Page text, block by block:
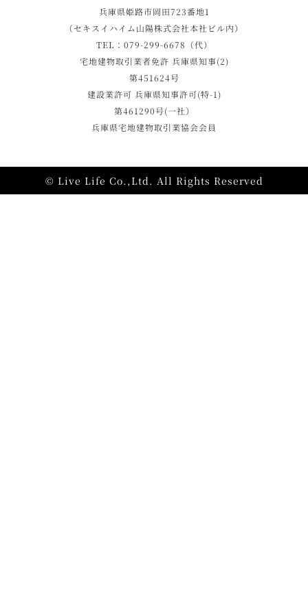
兵庫県姫路市岡田723番地1
（セキスイハイム山陽株式会社本社ビル内）
TEL：079-299-6678（代）
宅地建物取引業者免許 兵庫県知事(2)
第451624号
建設業許可 兵庫県知事許可(特-1)
第461290号(一社）
兵庫県宅地建物取引業協会会員
© Live Life Co.,Ltd. All Rights Reserved